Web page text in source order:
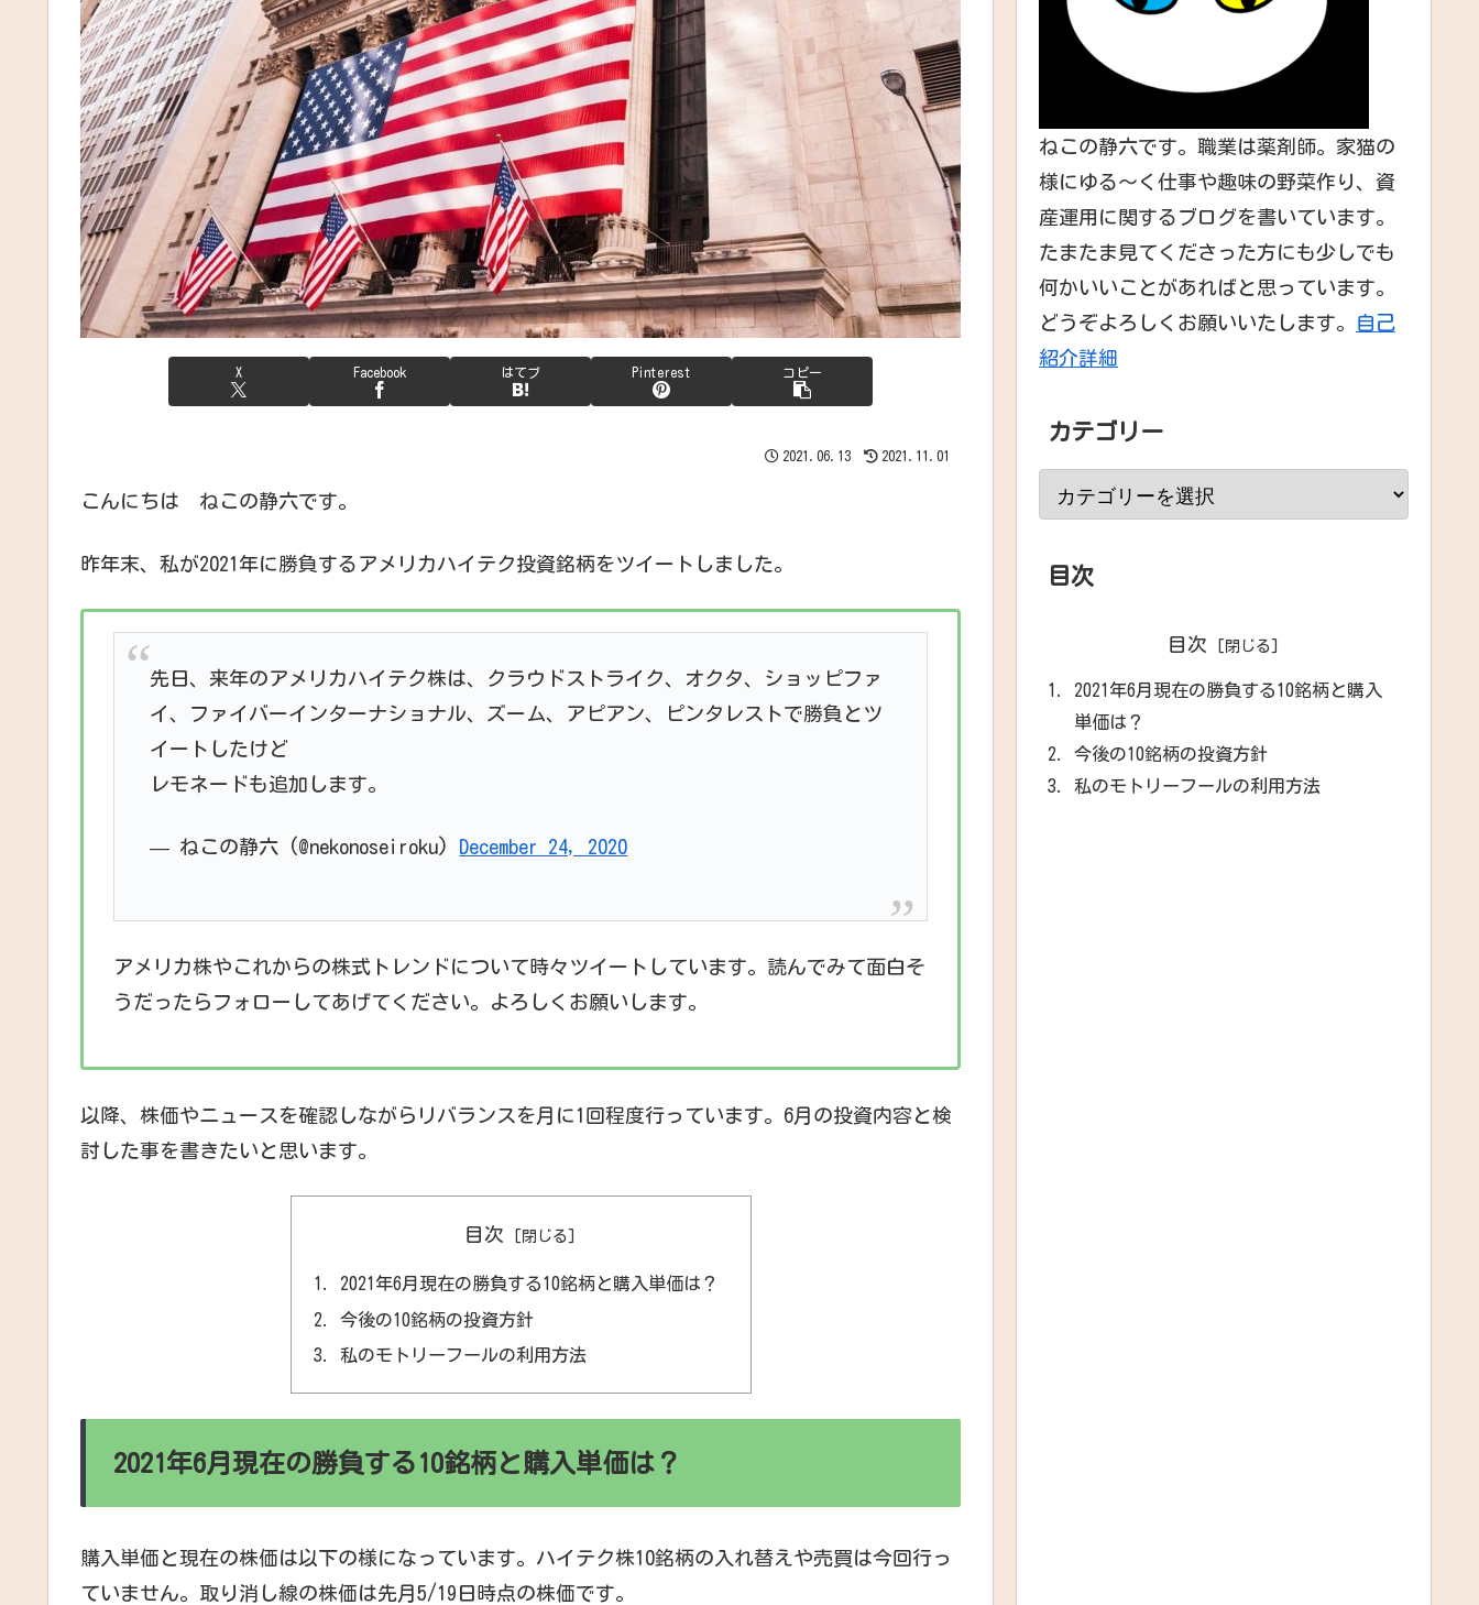
X Facebook はてブ Pinterest コピー
2021.06.13 2021.11.01
こんにちは ねこの静六です。
昨年末、私が2021年に勝負するアメリカハイテク投資銘柄をツイートしました。
先日、来年のアメリカハイテク株は、クラウドストライク、オクタ、ショッピファ
イ、ファイバーインターナショナル、ズーム、アピアン、ピンタレストで勝負とツ
イートしたけど
レモネードも追加します。
— ねこの静六 (@nekonoseiroku) December 24, 2020
アメリカ株やこれからの株式トレンドについて時々ツイートしています。読んでみて面白そ
うだったらフォローしてあげてください。よろしくお願いします。
以降、株価やニュースを確認しながらリバランスを月に1回程度行っています。6月の投資内容と検
討した事を書きたいと思います。
目次
2021年6月現在の勝負する10銘柄と購入単価は？
今後の10銘柄の投資方針
私のモトリーフールの利用方法
2021年6月現在の勝負する10銘柄と購入単価は？
購入単価と現在の株価は以下の様になっています。ハイテク株10銘柄の入れ替えや売買は今回行っ
ていません。取り消し線の株価は先月5/19日時点の株価です。
ねこの静六です。職業は薬剤師。家猫の
様にゆる～く仕事や趣味の野菜作り、資
産運用に関するブログを書いています。
たまたま見てくださった方にも少しでも
何かいいことがあればと思っています。
どうぞよろしくお願いいたします。
自己
紹介詳細
カテゴリー
目次
目次
2021年6月現在の勝負する10銘柄と購入
単価は？
今後の10銘柄の投資方針
私のモトリーフールの利用方法